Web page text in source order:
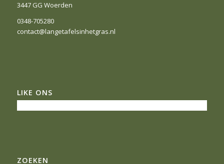
3447 GG Woerden
0348-705280
contact@langetafelsinhetgras.nl
LIKE ONS
ZOEKEN